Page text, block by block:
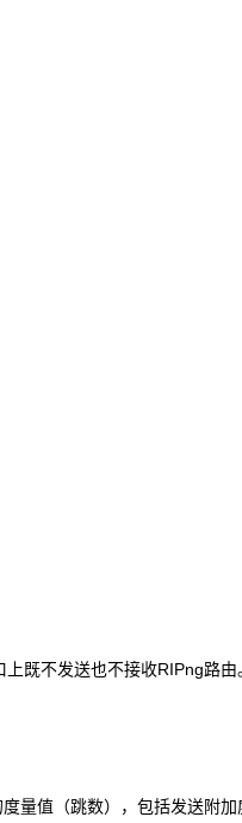
既不发送也不接收RIPng路由
量值（跳数），包括发送附加